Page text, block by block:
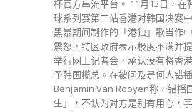
杯官方串流平台。 11月13日，在
球系列赛第二站香港对韩国决赛
黑暴期间制作的「港独」歌当作
震怒，特区政府表示极度不满并
举行网上记者会，承认没有将香
予韩国榄总。在被问及是何人错
Benjamin Van Rooyen称，错播
生」，不认为对方是别有用心，